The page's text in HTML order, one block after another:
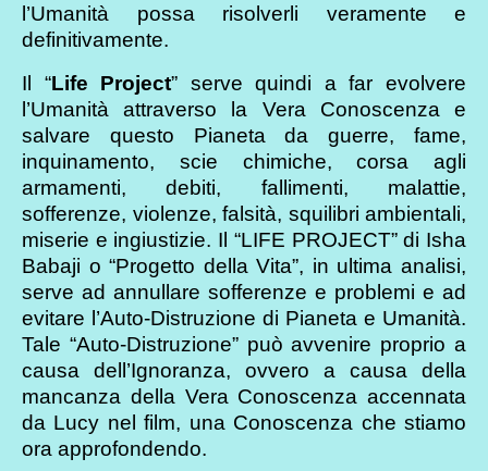
l’Umanità possa risolverli veramente e
definitivamente.
Il “Life Project” serve quindi a far evolvere
l’Umanità attraverso la Vera Conoscenza e
salvare questo Pianeta da guerre, fame,
inquinamento, scie chimiche, corsa agli
armamenti, debiti, fallimenti, malattie,
sofferenze, violenze, falsità, squilibri ambientali,
miserie e ingiustizie. Il “LIFE PROJECT” di Isha
Babaji o “Progetto della Vita”, in ultima analisi,
serve ad annullare sofferenze e problemi e ad
evitare l’Auto-Distruzione di Pianeta e Umanità.
Tale “Auto-Distruzione” può avvenire proprio a
causa dell’Ignoranza, ovvero a causa della
mancanza della Vera Conoscenza accennata
da Lucy nel film, una Conoscenza che stiamo
ora approfondendo.